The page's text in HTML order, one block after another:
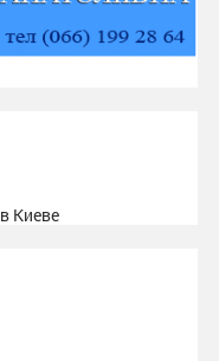
в Киеве